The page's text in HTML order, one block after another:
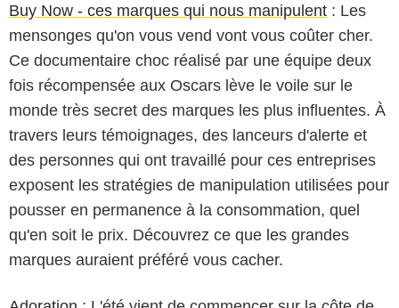
Buy Now - ces marques qui nous manipulent : Les
mensonges qu'on vous vend vont vous coûter cher.
Ce documentaire choc réalisé par une équipe deux
fois récompensée aux Oscars lève le voile sur le
monde très secret des marques les plus influentes. À
travers leurs témoignages, des lanceurs d'alerte et
des personnes qui ont travaillé pour ces entreprises
exposent les stratégies de manipulation utilisées pour
pousser en permanence à la consommation, quel
qu'en soit le prix. Découvrez ce que les grandes
marques auraient préféré vous cacher.